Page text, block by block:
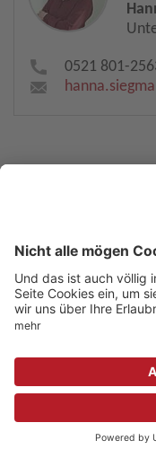
0521 801-